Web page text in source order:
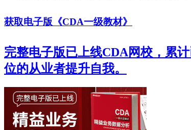
获取电子版《CDA一级教材》
完整电子版已上线CDA网校，累
位的从业者提升自我。